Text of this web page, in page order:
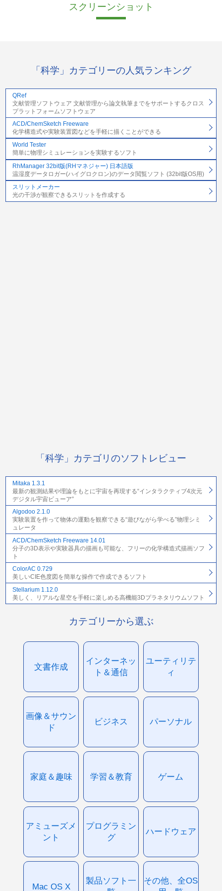
スクリーンショット
「科学」カテゴリーの人気ランキング
QRef
文献管理ソフトウェア 文献管理から論文執筆までをサポートするクロス
プラットフォームソフトウェア
ACD/ChemSketch Freeware
化学構造式や実験装置図などを手軽に描くことができる
World Tester
簡単に物理シミュレーションを実験するソフト
RhManager 32bit版(RHマネジャー) 日本語版
温湿度データロガー(ハイグロクロン)のデータ閲覧ソフト (32bit版OS用)
スリットメーカー
光の干渉が観察できるスリットを作成する
「科学」カテゴリのソフトレビュー
Mitaka 1.3.1
最新の観測結果や理論をもとに宇宙を再現する“インタラクティブ4次元
デジタル宇宙ビューア”
Algodoo 2.1.0
実験装置を作って物体の運動を観察できる“遊びながら学べる”物理シミ
ュレータ
ACD/ChemSketch Freeware 14.01
分子の3D表示や実験器具の描画も可能な、フリーの化学構造式描画ソフ
ト
ColorAC 0.729
美しいCIE色度図を簡単な操作で作成できるソフト
Stellarium 1.12.0
美しく、リアルな星空を手軽に楽しめる高機能3Dプラネタリウムソフト
カテゴリーから選ぶ
文書作成
インターネッ
ト＆通信
ユーティリテ
ィ
画像＆サウン
ド
ビジネス パーソナル
家庭＆趣味 学習＆教育 ゲーム
アミューズメ
ント
プログラミン
グ
ハードウェア
Mac OS X
製品ソフト一
その他、全OS